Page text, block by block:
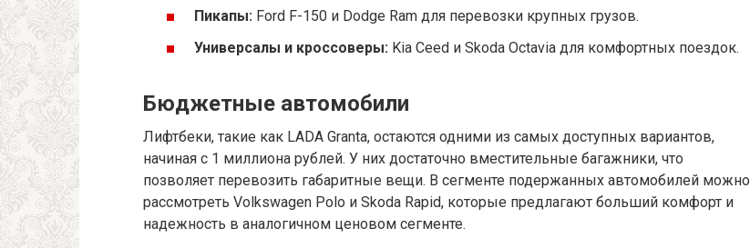
Пикапы: Ford F-150 и Dodge Ram для перевозки крупных грузов.
Универсалы и кроссоверы: Kia Ceed и Skoda Octavia для комфортных поездок.
Бюджетные автомобили
Лифтбеки, такие как LADA Granta, остаются одними из самых доступных вариантов,
начиная с 1 миллиона рублей. У них достаточно вместительные багажники, что
позволяет перевозить габаритные вещи. В сегменте подержанных автомобилей можно
рассмотреть Volkswagen Polo и Skoda Rapid, которые предлагают больший комфорт и
надежность в аналогичном ценовом сегменте.